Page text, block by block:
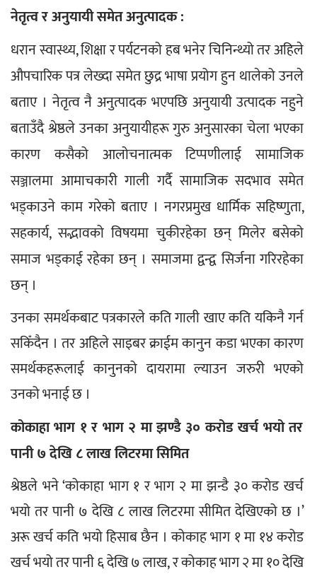
ने﻿तृत्व र अनुयायी समेत अनुत्पादक :
धरान स्वास्थ्य, शिक्षा र पर्यटनको हब भनेर चिनिन्थ्यो तर अहिले
औपचारिक पत्र लेख्दा समेत छुद्र भाषा प्रयोग हुन थालेको उनले
बताए । नेतृत्व नै अनुत्पादक भएपछि अनुयायी उत्पादक नहुने
बताउँदै श्रेष्ठले उनका अनुयायीहरू गुरु अनुसारका चेला भएका
कारण कसैको आलोचनात्मक टिप्पणीलाई सामाजिक
सञ्जालमा आमाचकारी गाली गर्दै सामाजिक सदभाव समेत
भड्काउने काम गरेको बताए । नगरप्रमुख धार्मिक सहिष्णुता,
सहकार्य, सद्भावको विषयमा चुकीरहेका छन् मिलेर बसेको
समाज भड्काई रहेका छन् । समाजमा द्वन्द्व सिर्जना गरिरहेका
छन् ।
उनका समर्थकबाट पत्रकारले कति गाली खाए कति यकिनै गर्न
सकिँदैन । तर अहिले साइबर क्राईम कानुन कडा भएका कारण
समर्थकहरूलाई कानुनको दायरामा ल्याउन जरुरी भएको
उनको भनाई छ ।
कोकाहा भाग १ र भाग २ मा झण्डै ३० करोड खर्च भयो तर
पानी ७ देखि ८ लाख लिटरमा सिमित
श्रेष्ठले भने ‘कोकाहा भाग १ र भाग २ मा झन्डै ३० करोड खर्च
भयो तर पानी ७ देखि ८ लाख लिटरमा सीमित देखिएको छ ।’
अरू खर्च कति भयो हिसाब छैन । कोकाह भाग १ मा १४ करोड
खर्च भयो तर पानी ६ देखि ७ लाख, र कोकाह भाग २ मा १० देखि